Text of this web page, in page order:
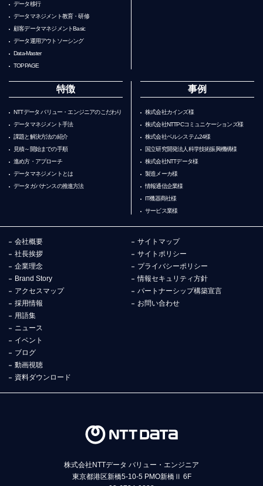
データ移行
データマネジメント教育・研修
顧客データマネジメントBasic
データ運用アウトソーシング
Data-Master
TOPPAGE
特徴
NTTデータ バリュー・エンジニアのこだわり
データマネジメント手法
課題と解決方法の紹介
見積～開始までの手順
進め方・アプローチ
データマネジメントとは
データガバナンスの推進方法
事例
株式会社カインズ様
株式会社NTTPCコミュニケーションズ様
株式会社ベルシステム24様
国立研究開発法人科学技術振興機構様
株式会社NTTデータ様
製造メーカ様
情報通信企業様
IT機器商社様
サービス業様
会社概要
社長挨拶
企業理念
Brand Story
アクセスマップ
採用情報
サイトマップ
サイトポリシー
プライバシーポリシー
情報セキュリティ方針
パートナーシップ構築宣言
お問い合わせ
用語集
ニュース
イベント
ブログ
動画視聴
資料ダウンロード
株式会社NTTデータ バリュー・エンジニア
東京都港区新橋5-10-5 PMO新橋Ⅱ 6F